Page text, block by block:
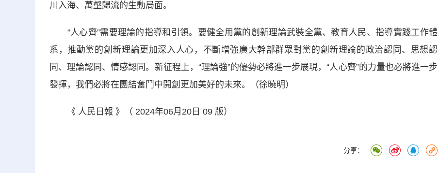
川入海、萬壑歸流的生動局面。
“人心齊”需要理論的指導和引領。要健全用黨的創新理論武裝全黨、教育人民、指導實踐工作體
系，推動黨的創新理論更加深入人心，不斷增強廣大幹部群眾對黨的創新理論的政治認同、思想認
同、理論認同、情感認同。新征程上，“理論強”的優勢必將進一步展現，“人心齊”的力量也必將進一步
發揮，我們必將在團結奮鬥中開創更加美好的未來。（徐曉明）
《 人民日報 》（ 2024年06月20日 09 版）
分享：